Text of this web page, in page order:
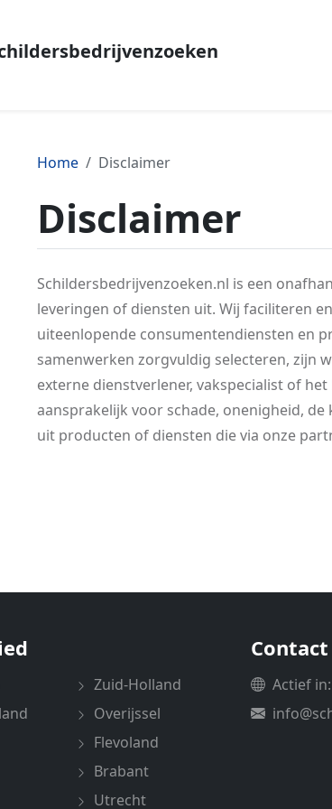
Home Disclaimer
Disclaimer
Schildersbedrijvenzoeken.nl is een
leveringen of diensten uit. Wij faciliteren
uiteenlopende consumentendiensten en
samenwerken zorgvuldig selecteren, zijn
externe dienstverlener, vakspecialist of
aansprakelijk voor schade, onenigheid,
uit producten of diensten die via onze
Zuid-Holland
Overijssel
Flevoland
Brabant
Utrecht
Contact
Actief